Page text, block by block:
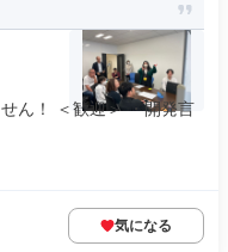
ん！ ＜歓迎＞ ・開発言
気になる